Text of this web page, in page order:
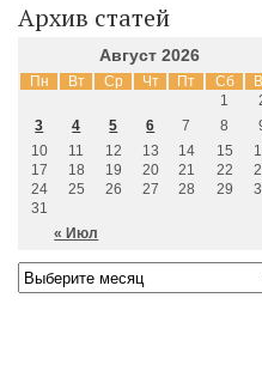
Архив статей
Август 2026
Пн Вт Ср Чт Пт Сб
« Июл
1
3
4 5 6 7 8
10
11 12 13 14 15
17
18 19 20 21 22
24
25 26 27 28 29
31